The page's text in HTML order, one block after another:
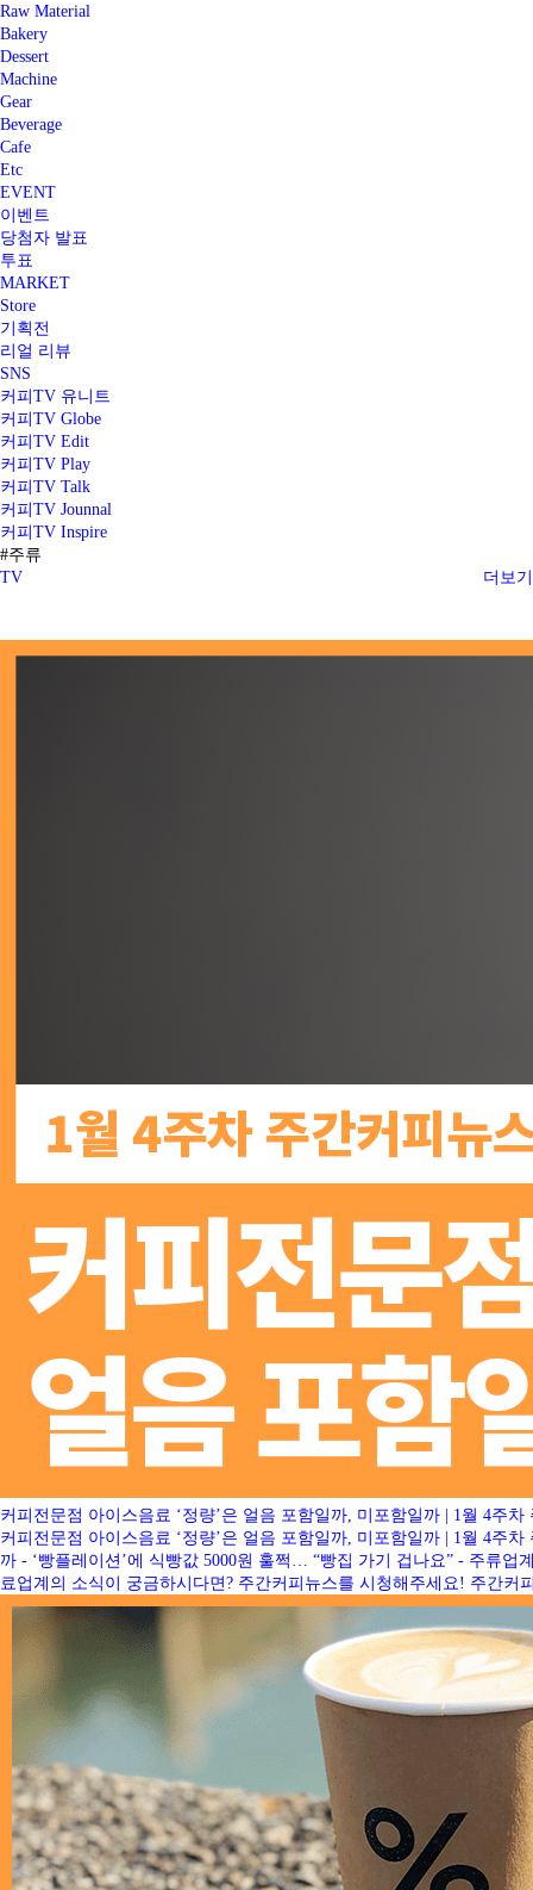
Raw Material
Bakery
Dessert
Machine
Gear
Beverage
Cafe
Etc
EVENT
이벤트
당첨자 발표
투표
MARKET
Store
기획전
리얼 리뷰
SNS
커피TV 유니트
커피TV Globe
커피TV Edit
커피TV Play
커피TV Talk
커피TV Jounnal
커피TV Inspire
#주류
TV
더보기
커피전문점 아이스음료 ‘정량’은 얼음 포함일까, 미포함일까 | 1월 4주차
커피전문점 아이스음료 ‘정량’은 얼음 포함일까, 미포함일까 | 1월 4주
까 - ‘빵플레이션’에 식빵값 5000원 훌쩍… “빵집 가기 겁나요” - 주류
료업계의 소식이 궁금하시다면? 주간커피뉴스를 시청해주세요! 주간커